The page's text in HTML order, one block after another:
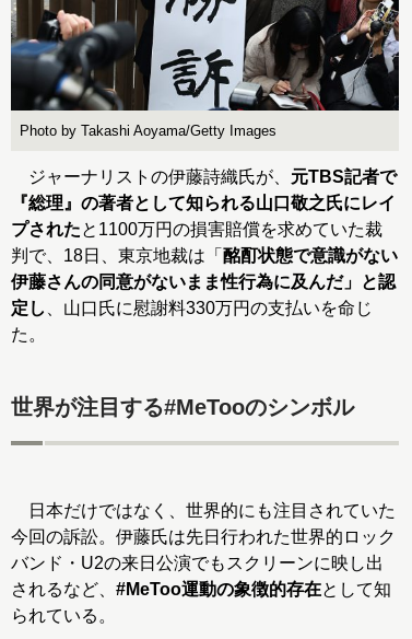
Photo by Takashi Aoyama/Getty Images
ジャーナリストの伊藤詩織氏が、 元TBS記者で
『総理』の著者として知られる山口敬之氏にレイ
プされたと1100万円の損害賠償を求めていた裁
判で、18日、東京地裁は「 酩酊状態で意識がない
伊藤さんの同意がないまま性行為に及んだ」と認
定し
、山口氏に慰謝料330万円の支払いを命じ
た。
世界が注目する#MeTooのシンボル
日本だけではなく、世界的にも注目されていた
今回の訴訟。伊藤氏は先日行われた世界的ロック
バンド・U2の来日公演でもスクリーンに映し出
されるなど、 #MeToo運動の象徴的存在として知
られている。